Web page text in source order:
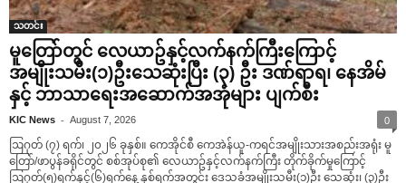
သတင်း
မူတြော်တွင် လေယာဥ်နှင့်လက်နက်ကြီးကြောင့်
အမျိုးသမီး(၁)ဦးသေဆုံးပြီး (၃) ဦး ဒဏ်ရာရ၊ နေအိမ်
နှင့် ဘာသာရေးအဆောက်အအုံများ ပျက်စီး
KIC News - August 7, 2026 0
ဩဂုတ် (၇) ရက်၊ ၂၀၂၆ ခုနှစ်။ ကေအိုင်စီ ကေအဲန်ယူ-ကရင်အမျိုးသားအစည်းအရုံး မူ
တြော်/ဖာပွန်ခရိုင်တွင် စစ်အုပ်စု၏ လေယာဥ်နှင့်လက်နက်ကြီး တိုက်ခိုက်မှုကြောင့်
ဩဂုတ်(၅)ရက်နှင့်(၆)ရက်နေ့ နှစ်ရက်အတွင်း ဒေသခံအမျိုးသမီး(၁)ဦး သေဆုံး၊ (၃)ဦး